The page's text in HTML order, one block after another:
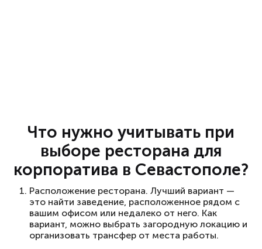
Что нужно учитывать при
выборе ресторана для
корпоратива в Севастополе?
Расположение ресторана. Лучший вариант —
это найти заведение, расположенное рядом с
вашим офисом или недалеко от него. Как
вариант, можно выбрать загородную локацию и
организовать трансфер от места работы.